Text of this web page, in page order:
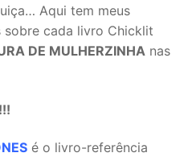
Aqui tem meus
sobre cada livro Chicklit
DE MULHERZINHA nas
é o livro-referência